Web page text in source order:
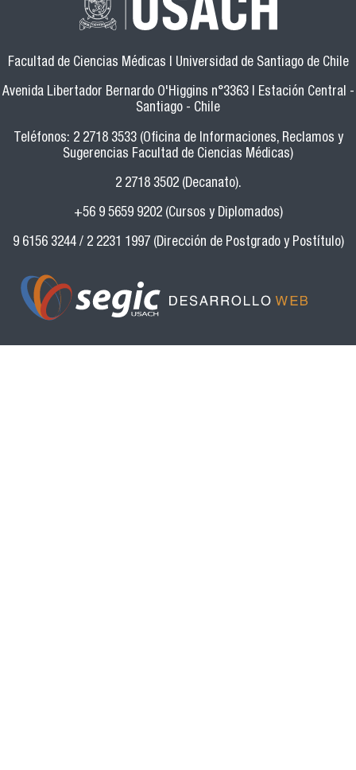
Facultad de Ciencias Médicas | Universidad de Santiago de Chile
Avenida Libertador Bernardo O'Higgins n°3363 | Estación Central -
Santiago - Chile
Teléfonos: 2 2718 3533 (Oficina de Informaciones, Reclamos y
Sugerencias Facultad de Ciencias Médicas)
2 2718 3502 (Decanato).
+56 9 5659 9202 (Cursos y Diplomados)
9 6156 3244 / 2 2231 1997 (Dirección de Postgrado y Postítulo)